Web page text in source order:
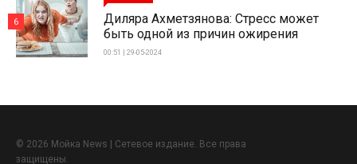
Диляра Ахметзянова: Стресс может
быть одной из причин ожирения
00:51 | 29-05-2024
6
© 2026 Мойка News | Сетевое издание. Все права
защищены.